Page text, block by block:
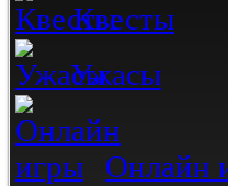
Квесты
Ужасы
Онлайн